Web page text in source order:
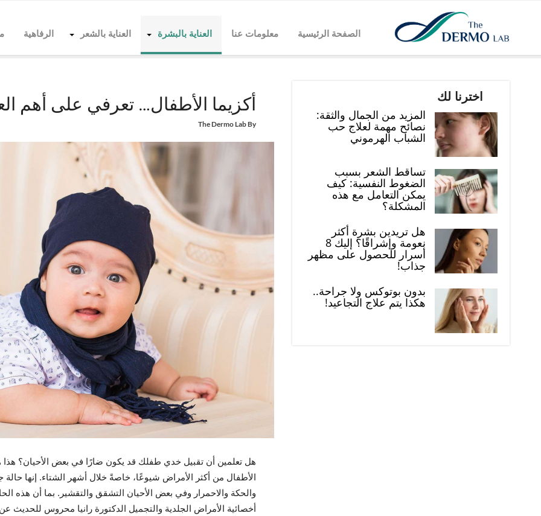
الصفحة الرئيسية معلومات عنا العناية بالبشرة العناية بالشعر الرفاهية
أكزيما الأطفال… تعرفي على أهم
By
The Dermo Lab
هل تعلمين أن تقبيل خدي طفلك قد يكون ضارًا في بعض الأحيان؟ هذا
الأطفال من أكثر الأمراض شيوعًا، خاصةً خلال أشهر الشتاء. إنها حالة
أخصائية الأمراض الجلدية والتجميل الدكتورة رانيا محروس للحديث
اخترنا لك
المزيد من الجمال والثقة:
نصائح مهمة لعلاج حب
الشباب الهرموني
تساقط الشعر بسبب
الضغوط النفسية: كيف
يمكن التعامل مع هذه
المشكلة؟
هل تريدين بشرة أكثر
نعومة وإشراقًا؟ إليك 8
أسرار للحصول على مظهر
جذاب!
بدون بوتوكس ولا جراحة..
هكذا يتم علاج التجاعيد!